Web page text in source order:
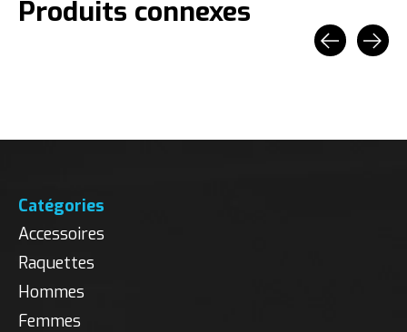
Produits connexes
Catégories
Accessoires
Raquettes
Hommes
Femmes